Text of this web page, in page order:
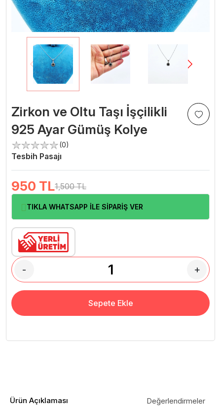
Zirkon ve Oltu Taşı İşçilikli
925 Ayar Gümüş Kolye
(0)
Tesbih Pasajı
950 TL1,500 TL
TIKLA WHATSAPP İLE SİPARİŞ VER
- +
Sepete Ekle
Ürün Açıklaması Değerlendirmeler